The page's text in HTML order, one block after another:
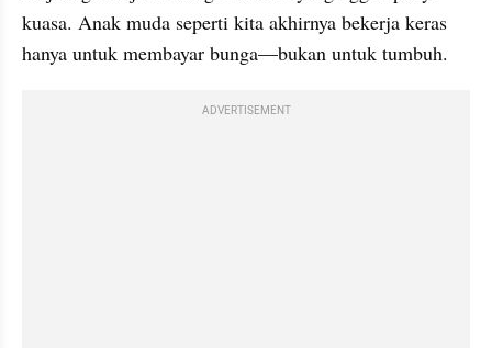
kuasa. Anak muda seperti kita akhirnya bekerja keras
hanya untuk membayar bunga—bukan untuk tumbuh.
ADVERTISEMENT